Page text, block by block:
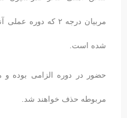
مربیان درجه ۲ که
شده است.
حضور در دوره الزامی بوده
مربوطه حذف خواهند شد.